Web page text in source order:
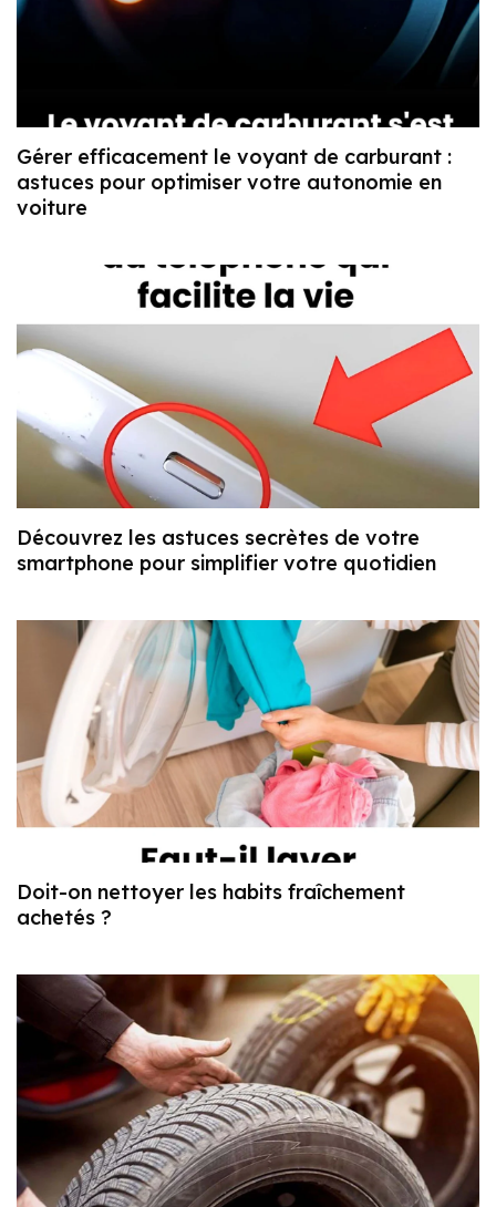
Gérer efficacement le voyant de carburant :
astuces pour optimiser votre autonomie en
voiture
Découvrez les astuces secrètes de votre
smartphone pour simplifier votre quotidien
Doit-on nettoyer les habits fraîchement
achetés ?